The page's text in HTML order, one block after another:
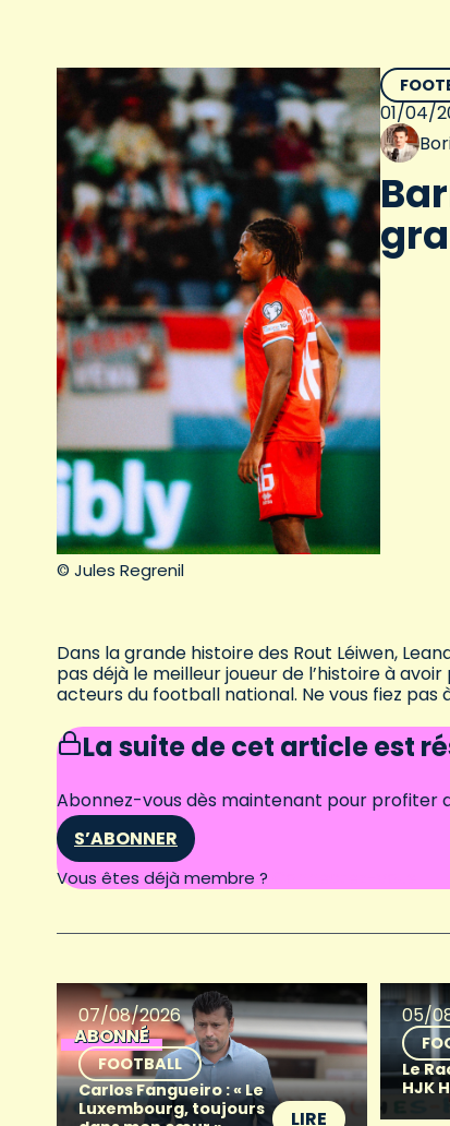
© Jules Regrenil
01/04/
Dans la grande histoire des Rout Léiwen,
pas déjà le meilleur joueur de l’histoire à
acteurs du football national. Ne vous fiez pas
La suite de cet article est
Abonnez-vous dès maintenant pour profiter
S’ABONNER
Vous êtes déjà membre ?
07/08/2026
ABONNÉ
FOOTBALL
Carlos Fangueiro : « Le
Luxembourg, toujours
LIRE
05/
Le
HJK